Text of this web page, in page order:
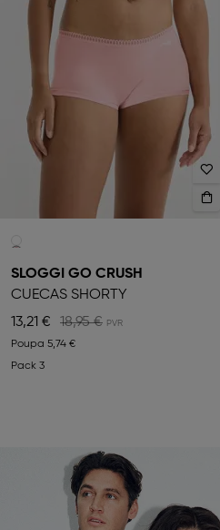
SLOGGI GO CRUSH
CUECAS SHORTY
13,21 €
18,95 €
Poupa 5,74 €
Pack 3